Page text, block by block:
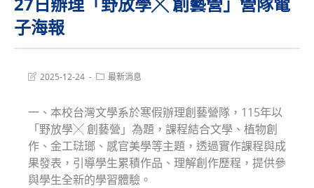
子海報
Post2025-12-24
Post最新消息
一、本校台灣文學系於寒假辦理創藝營隊，115年以
「野放學╳ 創藝營」為題，課程結合文學、植物創
作、金工琺瑯、感官美學等主題，透過實作課程與成
果發表，引導學生累積作品、理解創作歷程，提供參
與學生全新的學習體驗。